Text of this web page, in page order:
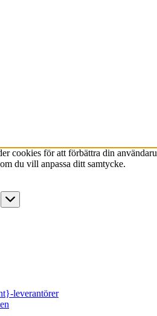
cookies för att förbättra din
du vill anpassa ditt samtycke.
leverantörer